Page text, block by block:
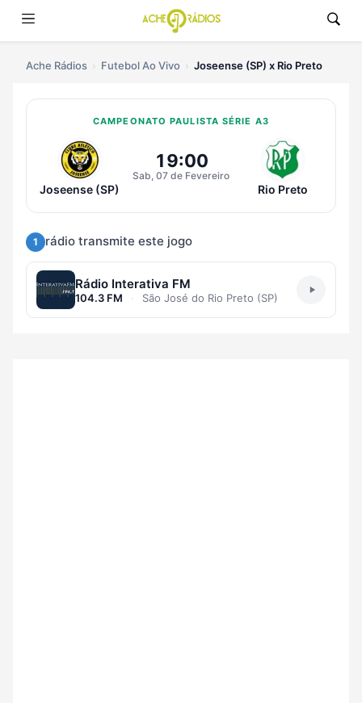
Ache Rádios Futebol Ao Vivo Joseense (SP) x Rio Preto
CAMPEONATO PAULISTA SÉRIE A3
Ouvir Joseense (SP) x Rio Preto
Joseense (SP)
19:00
Sab, 07 de Fevereiro
Rio Preto
1 rádio transmite este jogo
Rádio Interativa FM
104.3 FM · São José do Rio Preto (SP)